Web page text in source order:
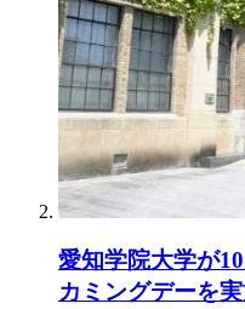
愛知学院大学が
カミングデーを